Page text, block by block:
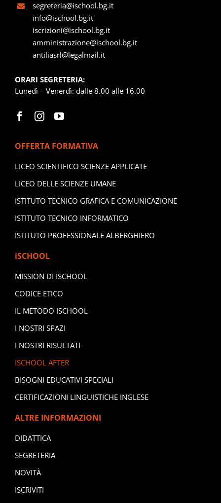
segreteria@ischool.bg.it
info@ischool.bg.it
iscrizioni@ischool.bg.it
amministrazione@ischool.bg.it
antiliasrl@legalmail.it
ORARI SEGRETERIA:
Lunedì – Venerdì: dalle 8.00 alle 16.00
OFFERTA FORMATIVA
LICEO SCIENTIFICO SCIENZE APPLICATE
LICEO DELLE SCIENZE UMANE
ISTITUTO TECNICO GRAFICA E COMUNICAZIONE
ISTITUTO TECNICO INFORMATICO
ISTITUTO PROFESSIONALE ALBERGHIERO
iSCHOOL
MISSION DI ISCHOOL
CODICE ETICO
IL METODO ISCHOOL
I NOSTRI SPAZI
I NOSTRI RISULTATI
ISCHOOL AFTER
BISOGNI EDUCATIVI SPECIALI
CERTIFICAZIONI LINGUISTICHE INGLESE
ALTRE INFORMAZIONI
DIDATTICA
SEGRETERIA
NOVITÀ
ISCRIVITI